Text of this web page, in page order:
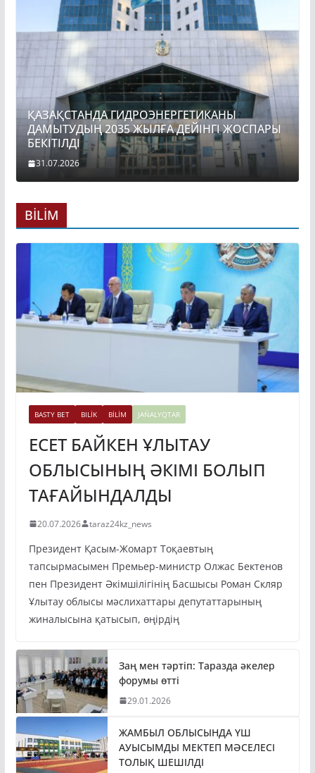
ҚАЗАҚСТАНДА ГИДРОЭНЕРГЕТИКАНЫ
ДАМЫТУДЫҢ 2035 ЖЫЛҒА ДЕЙІНГІ ЖОСПАРЫ
БЕКІТІЛДІ
31.07.2026
BİLİM
BASTY BET BILİK BİLİM JAŃALYQTAR
ЕСЕТ БАЙКЕН ҰЛЫТАУ
ОБЛЫСЫНЫҢ ӘКІМІ БОЛЫП
ТАҒАЙЫНДАЛДЫ
20.07.2026 taraz24kz_news
Президент Қасым-Жомарт Тоқаевтың
тапсырмасымен Премьер-министр Олжас Бектенов
пен Президент Әкімшілігінің Басшысы Роман Скляр
Ұлытау облысы мәслихаттары депутаттарының
жиналысына қатысып, өңірдің
Заң мен тәртіп: Таразда әкелер
форумы өтті
29.01.2026
ЖАМБЫЛ ОБЛЫСЫНДА ҮШ
АУЫСЫМДЫ МЕКТЕП МӘСЕЛЕСІ
ТОЛЫҚ ШЕШІЛДІ